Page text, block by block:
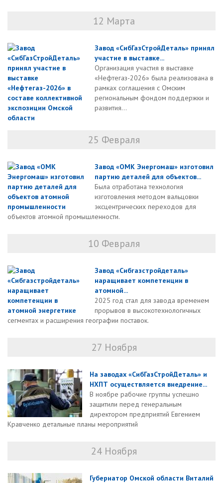
12 Марта
Завод «СибГазСтройДеталь» принял
участие в выставке...
Организация участия в выставке
«Нефтегаз-2026» была реализована в
рамках соглашения с Омским
региональным фондом поддержки и
развития...
25 Февраля
Завод «ОМК Энергомаш» изготовил
партию деталей для объектов...
Была отработана технология
изготовления методом вальцовки
эксцентрических переходов для
объектов атомной промышленности.
10 Февраля
Завод «Сибгазстройдеталь»
наращивает компетенции в
атомной...
2025 год стал для завода временем
прорывов в высокотехнологичных
сегментах и расширения географии поставок.
27 Ноября
На заводах «СибГазСтройДеталь» и
НХПТ осуществляется внедрение...
В ноябре рабочие группы успешно
защитили перед генеральным
директором предприятий Евгением
Кравченко детальные планы мероприятий
24 Ноября
Губернатор Омской области Виталий